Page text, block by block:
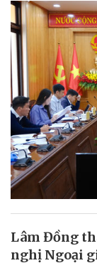
Lâm Đồng
nghị Ngoại